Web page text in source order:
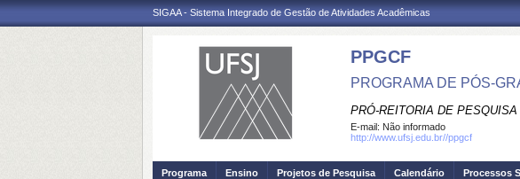
SIGAA - Sistema Integrado de Gestão de Atividades Acadêmicas
PPGCF
PROGRAMA DE PÓS-
PRÓ-REITORIA DE
E-mail: Não informado
http://www.ufsj.edu.br//ppgcf
Programa Ensino Projetos de Pesquisa Calendário Processos